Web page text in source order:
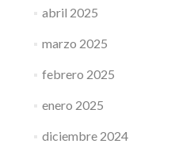
abril 2025
marzo 2025
febrero 2025
enero 2025
diciembre 2024